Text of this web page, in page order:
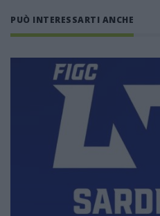
PUÒ INTERESSARTI ANCHE